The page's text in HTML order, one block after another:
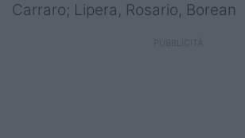
Carraro; Lipera, Rosario, Borean